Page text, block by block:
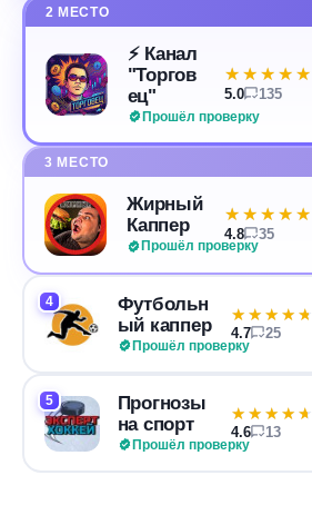
2 МЕСТО
⚡️ Канал
"Торгов
ец"
Прошёл проверку
★★★★★
★★★★★
5.0 135
3 МЕСТО
Жирный
Каппер
Прошёл проверку
★★★★★
★★★★★
4.8 35
4
Футбольн
ый каппер
Прошёл проверку
★★★★★
★★★★★
4.7 25
5
Прогнозы
на спорт
Прошёл проверку
★★★★★
★★★★★
4.6 13